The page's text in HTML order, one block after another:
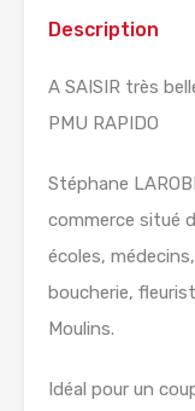
Description
A SAISIR très
PMU RAPIDO
Stéphane
commerce situé
écoles,
boucherie,
Moulins.
Idéal pour un